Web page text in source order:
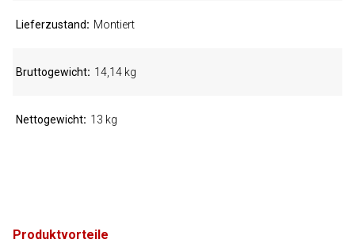
Produktvorteile
Lieferzustand Montiert
Bruttogewicht 14,14 kg
Nettogewicht 13 kg